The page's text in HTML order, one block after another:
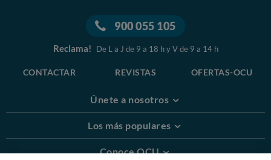
900 055 105
Reclama! De L a J de 9 a 18 h y V de 9 a 14 h
CONTACTAR REVISTAS OFERTAS-OCU
Únete a nosotros
Los más populares
Conoce OCU